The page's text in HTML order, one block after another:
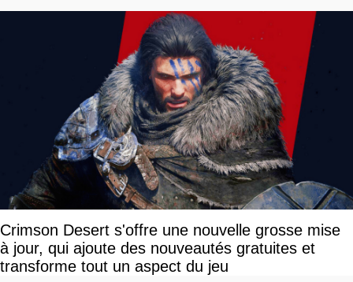
Crimson Desert s'offre une nouvelle grosse mise
à jour, qui ajoute des nouveautés gratuites et
transforme tout un aspect du jeu